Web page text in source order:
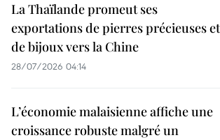
La Thaïlande promeut ses
exportations de pierres précieuses et
de bijoux vers la Chine
28/07/2026 04:14
L’économie malaisienne affiche une
croissance robuste malgré un